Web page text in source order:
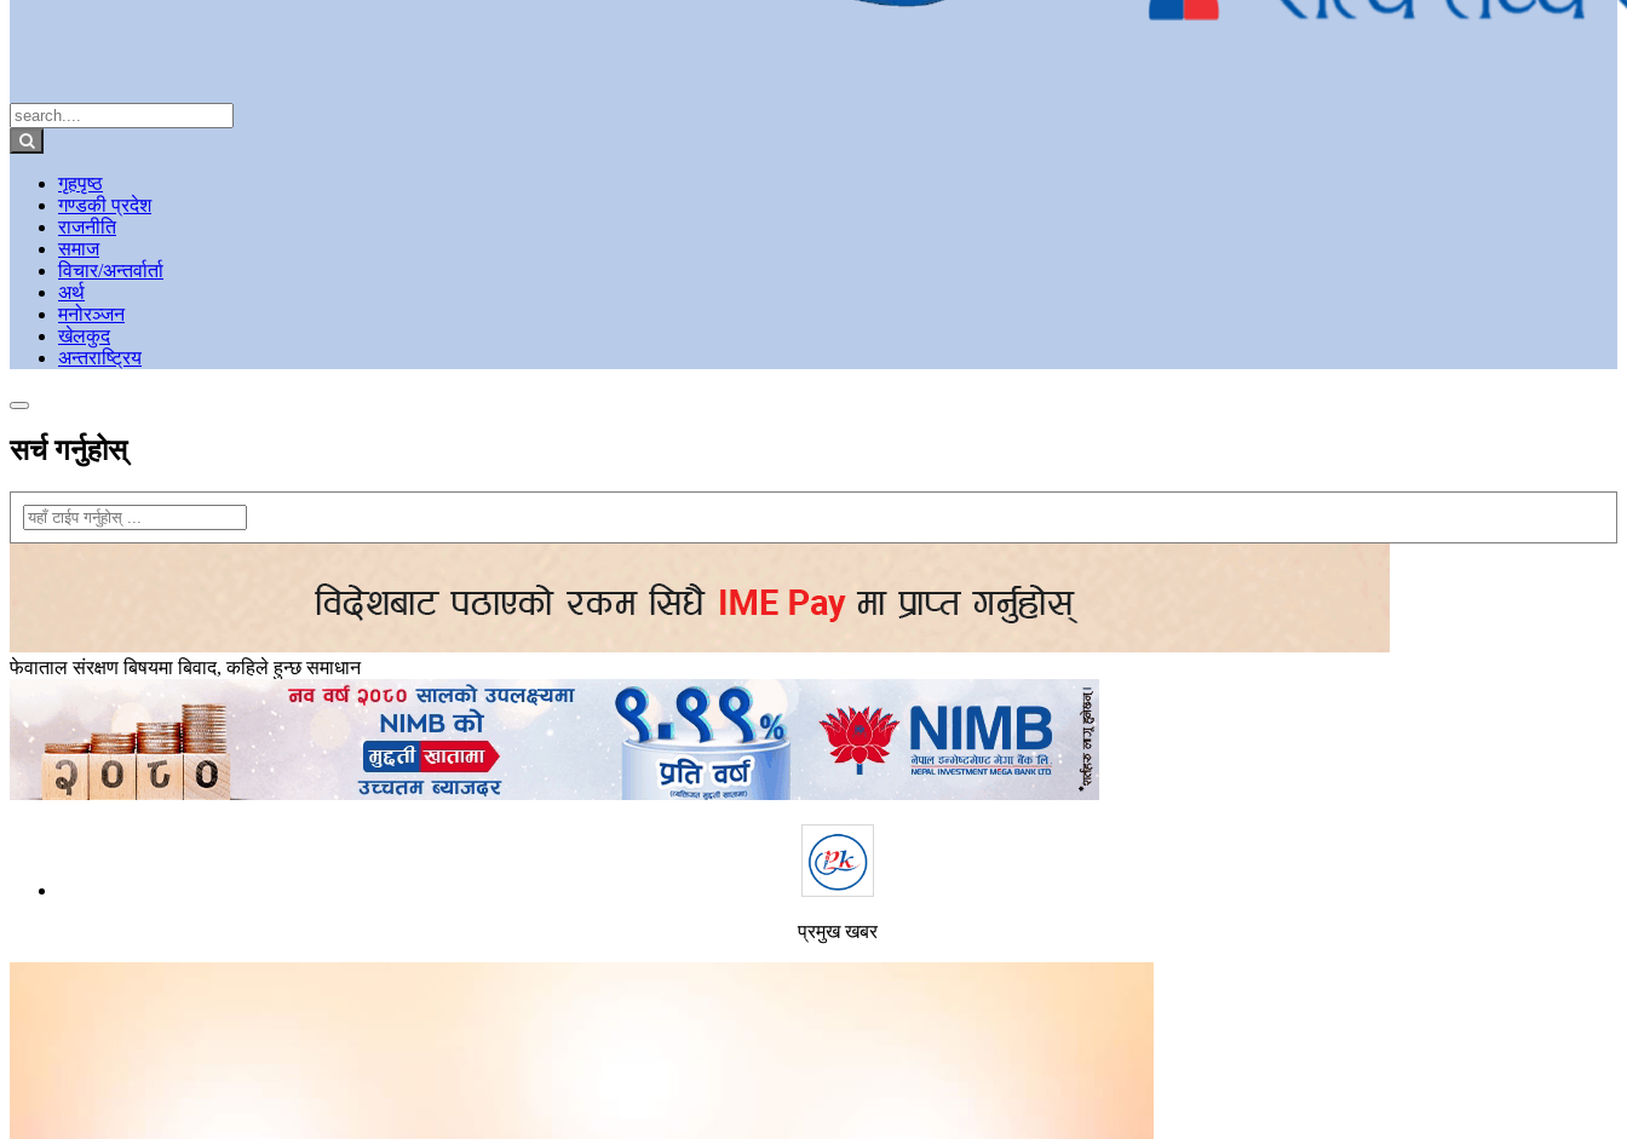
गृहपृष्ठ
गण्डकी प्रदेश
राजनीति
समाज
विचार/अन्तर्वार्ता
अर्थ
मनोरञ्जन
खेलकुद
अन्तराष्ट्रिय
सर्च गर्नुहोस्
फेवाताल संरक्षण बिषयमा बिवाद, कहिले हुन्छ समाधान
प्रमुख खबर